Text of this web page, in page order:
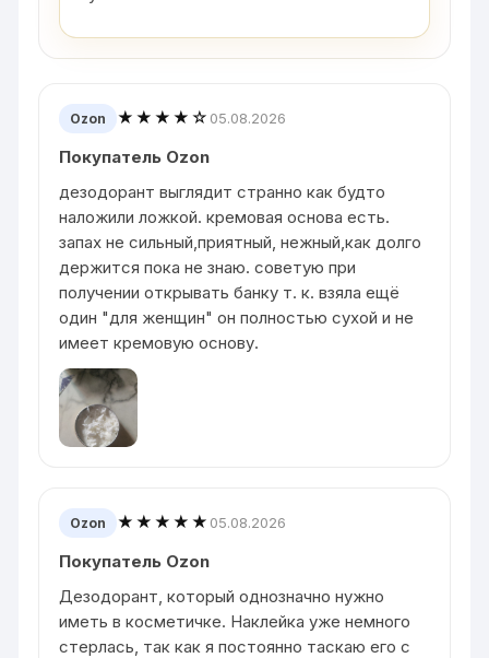
Ozon ★★★★☆ 05.08.2026
Покупатель Ozon
дезодорант выглядит странно как будто
наложили ложкой. кремовая основа есть.
запах не сильный,приятный, нежный,как долго
держится пока не знаю. советую при
получении открывать банку т. к. взяла ещё
один "для женщин" он полностью сухой и не
имеет кремовую основу.
Ozon ★★★★★ 05.08.2026
Покупатель Ozon
Дезодорант, который однозначно нужно
иметь в косметичке. Наклейка уже немного
стерлась, так как я постоянно таскаю его с